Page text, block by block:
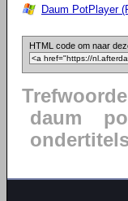
Daum PotPlayer
HTML code om naar
daum